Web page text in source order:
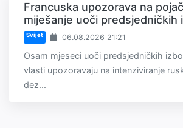
Francuska upozorava na
miješanje uoči predsjedničkih
Svijet 06.08.2026 21:21
Osam mjeseci uoči predsjedničkih
vlasti upozoravaju na intenziviranje
dez...